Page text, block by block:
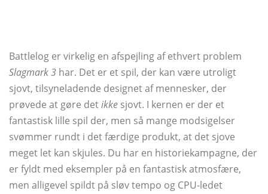
Battlelog er virkelig en afspejling af ethvert problem
Slagmark 3 har. Det er et spil, der kan være utroligt
sjovt, tilsyneladende designet af mennesker, der
prøvede at gøre detikke sjovt. I kernen er der et
fantastisk lille spil der, men så mange modsigelser
svømmer rundt i det færdige produkt, at det sjove
meget let kan skjules. Du har en historiekampagne, der
er fyldt med eksempler på en fantastisk atmosfære,
men alligevel spildt på sløv tempo og CPU-ledet